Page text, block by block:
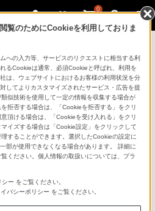
0
いいな」も
心」も
覧のためにCookieを利用しておりま
への入力等、サービスのリクエストに相当する利
るCookieは通常、必須Cookieと呼ばれ、利用を
は、ウェブサイトにおけるお客様の利用状況を分
してよりカスタマイズされたサービス・広告を提
似技術を使用して一定の情報を収集する場合が
拒否する場合は、「Cookieを拒否する」をクリ
頂ける場合は、「Cookieを受け入れる」をクリ
イズする場合は「Cookie設定」をクリックして
することができます。選択したCookieの設定に
部が使用できなくなる場合があります。 詳細に
ください。個人情報の取扱いについては、プラ
シー をご覧ください。
バシーポリシー をご覧ください。